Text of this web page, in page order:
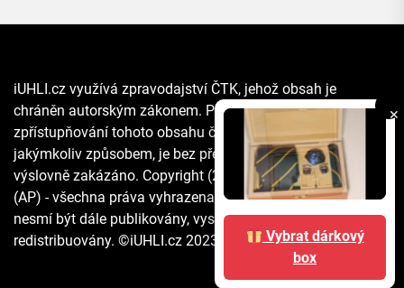
✕
Vybrat dárkový
box
iUHLI.cz využívá zpravodajství ČTK, jehož obsah je
chráněn autorským zákonem. Přepis, šíření či další
zpřístupňování tohoto obsahu či jeho části veřejnosti, a to
jakýmkoliv způsobem, je bez předchozího souhlasu ČTK
výslovně zakázáno. Copyright (2021) The Associated Press
(AP) - všechna práva vyhrazena. Materiály agentury AP
nesmí být dále publikovány, vysílány, přepisovány nebo
redistribuovány. ©iUHLI.cz 2023 All rights reserved.